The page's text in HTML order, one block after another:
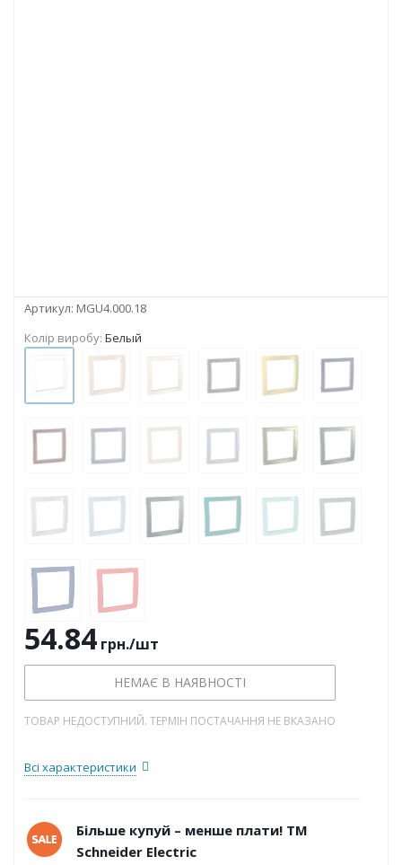
Артикул: MGU4.000.18
Колір виробу: Белый
54.84 грн./шт
НЕМАЄ В НАЯВНОСТІ
ТОВАР НЕДОСТУПНИЙ. ТЕРМІН ПОСТАЧАННЯ НЕ ВКАЗАНО
Всі характеристики
Більше купуй – менше плати! ТМ
Schneider Electric